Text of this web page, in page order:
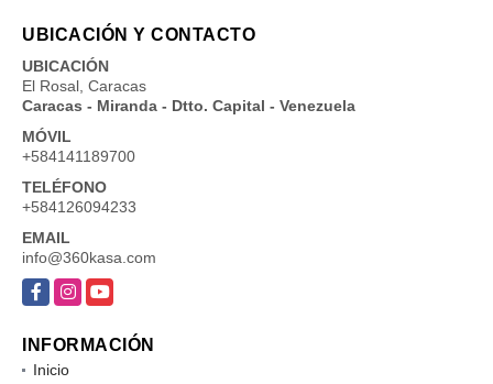
UBICACIÓN Y CONTACTO
UBICACIÓN
El Rosal, Caracas
Caracas - Miranda - Dtto. Capital - Venezuela
MÓVIL
+584141189700
TELÉFONO
+584126094233
EMAIL
info@360kasa.com
INFORMACIÓN